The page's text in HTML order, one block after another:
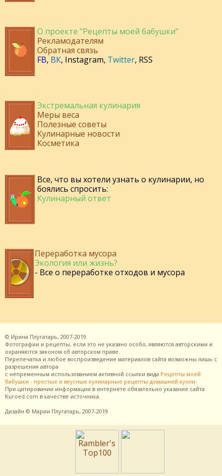
О проекте "Рецепты моей бабушки"
Рекламодателям
Обратная связь
FB, ВК, Instagram, Twitter, RSS
Экстремальная кулинария
Меры веса
Полезные советы
Кулинарные новости
Косметика
Все, что вы хотели узнать о кулинарии, но
боялись спросить:
Кулинарный ответ
Переработка мусора
Экология или жизнь?
- Все о переработке отходов и мусора
© Ирина Плугатарь, 2007-2019.
Фотографии и рецепты, если это не указано особо, являются авторскими и
охраняются законом об авторском праве.
Перепечатка и любое воспроизведение материалов сайта возможны лишь с
разрешения автора
с непременным использованием активной ссылки вида Рецепты моей
бабушки - простые и вкусные кулинарные рецепты домашней кухни.
При цитировании информации в интернете обязательно указание сайта
Kuroed.com в качестве источника.
Дизайн © Марии Плугатарь, 2007-2019